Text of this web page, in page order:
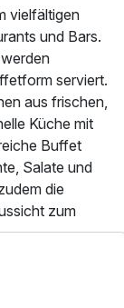
vielfältigen
und Bars.
serviert.
aus frischen,
Küche mit
Buffet
Salate und
die
zum